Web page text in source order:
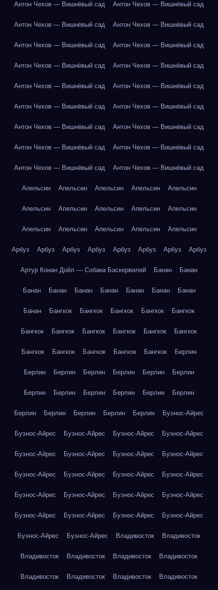
Антон Чехов — Вишнёвый сад Антон Чехов — Вишнёвый сад
Антон Чехов — Вишнёвый сад Антон Чехов — Вишнёвый сад
Антон Чехов — Вишнёвый сад Антон Чехов — Вишнёвый сад
Антон Чехов — Вишнёвый сад Антон Чехов — Вишнёвый сад
Антон Чехов — Вишнёвый сад Антон Чехов — Вишнёвый сад
Антон Чехов — Вишнёвый сад Антон Чехов — Вишнёвый сад
Антон Чехов — Вишнёвый сад Антон Чехов — Вишнёвый сад
Антон Чехов — Вишнёвый сад Антон Чехов — Вишнёвый сад
Антон Чехов — Вишнёвый сад Антон Чехов — Вишнёвый сад
Апельсин Апельсин Апельсин Апельсин Апельсин
Апельсин Апельсин Апельсин Апельсин Апельсин
Апельсин Апельсин Апельсин Апельсин Апельсин
Арбуз Арбуз Арбуз Арбуз Арбуз Арбуз Арбуз Арбуз
Артур Конан Дойл — Собака Баскервилей Банан Банан
Банан Банан Банан Банан Банан Банан Банан
Банан Бангкок Бангкок Бангкок Бангкок Бангкок
Бангкок Бангкок Бангкок Бангкок Бангкок Бангкок
Бангкок Бангкок Бангкок Бангкок Бангкок Берлин
Берлин Берлин Берлин Берлин Берлин Берлин
Берлин Берлин Берлин Берлин Берлин Берлин
Берлин Берлин Берлин Берлин Берлин Буэнос-Айрес
Буэнос-Айрес Буэнос-Айрес Буэнос-Айрес Буэнос-Айрес
Буэнос-Айрес Буэнос-Айрес Буэнос-Айрес Буэнос-Айрес
Буэнос-Айрес Буэнос-Айрес Буэнос-Айрес Буэнос-Айрес
Буэнос-Айрес Буэнос-Айрес Буэнос-Айрес Буэнос-Айрес
Буэнос-Айрес Буэнос-Айрес Буэнос-Айрес Буэнос-Айрес
Буэнос-Айрес Буэнос-Айрес Владивосток Владивосток
Владивосток Владивосток Владивосток Владивосток
Владивосток Владивосток Владивосток Владивосток